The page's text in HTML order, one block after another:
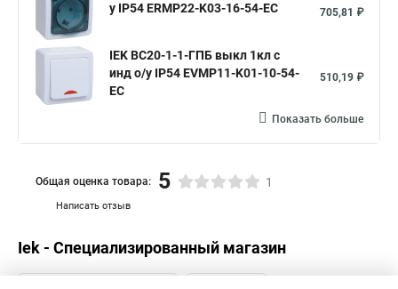
у IP54 ERMP22-K03-16-54-EC
705,81 ₽
IEK ВС20-1-1-ГПБ выкл 1кл с
инд о/у IP54 EVMP11-K01-10-54-
EC
510,19 ₽
Показать больше
Написать отзыв
Общая оценка товара: 5 1
Iek - Специализированный магазин